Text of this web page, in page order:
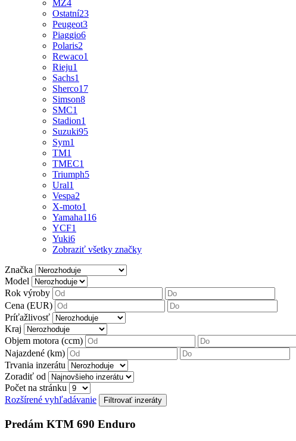
MZ4
Ostatní23
Peugeot3
Piaggio6
Polaris2
Rewaco1
Rieju1
Sachs1
Sherco17
Simson8
SMC1
Stadion1
Suzuki95
Sym1
TM1
TMEC1
Triumph5
Ural1
Vespa2
X-moto1
Yamaha116
YCF1
Yuki6
Zobraziť všetky značky
Značka
Model
Rok výroby
Cena (EUR)
Príťažlivosť
Kraj
Objem motora (ccm)
Najazdené (km)
Trvania inzerátu
Zoradiť od
Počet na stránku
Rozšírené vyhľadávanie
Predám KTM 690 Enduro